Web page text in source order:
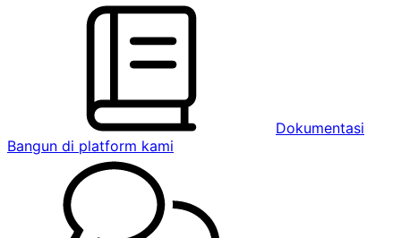
Dokumentasi
Bangun di platform kami